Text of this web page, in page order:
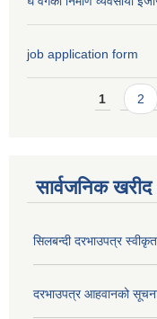
job application form
Pages1 2
सार्वजनिक
सिलबन्दी दरभाउपत्र
दरभाउपत्र आहवानको